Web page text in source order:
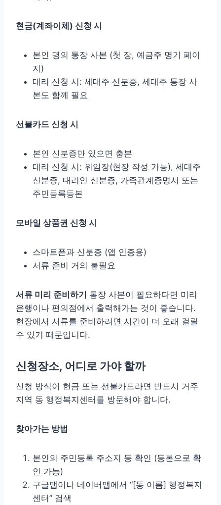
현금(계좌이체) 신청 시
본인 명의 통장 사본 (첫 장, 예금주 명기 페이
지)
대리 신청 시: 세대주 신분증, 세대주 통장 사
본도 함께 필요
선불카드 신청 시
본인 신분증만 있으면 충분
대리 신청 시: 위임장(현장 작성 가능), 세대주
신분증, 대리인 신분증, 가족관계증명서 또는
주민등록등본
모바일 상품권 신청 시
스마트폰과 신분증 (앱 인증용)
서류 준비 거의 불필요
서류 미리 준비하기 통장 사본이 필요하다면 미리
은행이나 편의점에서 출력해가는 것이 좋습니다.
현장에서 서류를 준비하려면 시간이 더 오래 걸릴
수 있기 때문입니다.
신청장소, 어디로 가야 할까
신청 방식이 현금 또는 선불카드라면 반드시 거주
지역 동 행정복지센터를 방문해야 합니다.
찾아가는 방법
본인의 주민등록 주소지 동 확인 (등본으로 확
인 가능)
구글맵이나 네이버맵에서 “[동 이름] 행정복지
센터” 검색